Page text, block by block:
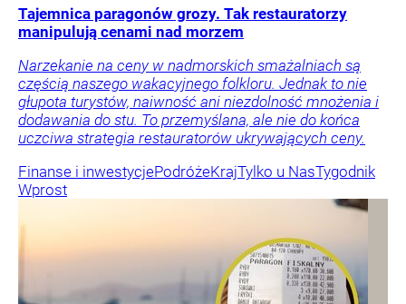
Tajemnica paragonów grozy. Tak restauratorzy
manipulują cenami nad morzem
Narzekanie na ceny w nadmorskich smażalniach są
częścią naszego wakacyjnego folkloru. Jednak to nie
głupota turystów, naiwność ani niezdolność mnożenia i
dodawania do stu. To przemyślana, ale nie do końca
uczciwa strategia restauratorów ukrywających ceny.
Finanse i inwestycjePodróżeKrajTylko u NasTygodnik
Wprost